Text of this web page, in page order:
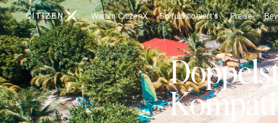
Zur Startseite von CitizenXWarum CitizenX So funktioniert's Preise